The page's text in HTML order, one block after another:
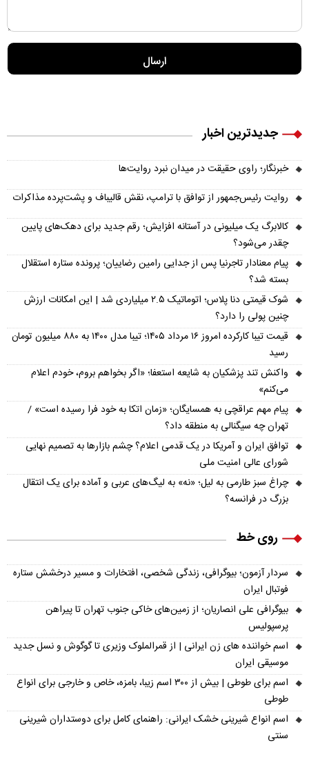
جدیدترین اخبار
خبرنگار؛ راوی حقیقت در میدان نبرد روایت‌ها
روایت رئیس‌جمهور از توافق با ترامپ، نقش قالیباف و پشت‌پرده مذاکرات
کالابرگ یک میلیونی در آستانه افزایش؛ رقم جدید برای دهک‌های پایین
چقدر می‌شود؟
پیام معنادار تاجرنیا پس از جدایی رامین رضاییان؛ پرونده ستاره استقلال
بسته شد؟
شوک قیمتی دنا پلاس؛ اتوماتیک ۲.۵ میلیاردی شد | این امکانات ارزش
چنین پولی را دارد؟
قیمت تیبا کارکرده امروز ۱۶ مرداد ۱۴۰۵؛ تیبا مدل ۱۴۰۰ به ۸۸۰ میلیون تومان
رسید
واکنش تند پزشکیان به شایعه استعفا؛ «اگر بخواهم بروم، خودم اعلام
می‌کنم»
پیام مهم عراقچی به همسایگان؛ «زمان اتکا به خود فرا رسیده است» /
تهران چه سیگنالی به منطقه داد؟
توافق ایران و آمریکا در یک قدمی اعلام؟ چشم بازارها به تصمیم نهایی
شورای عالی امنیت ملی
چراغ سبز طارمی به لیل؛ «نه» به لیگ‌های عربی و آماده برای یک انتقال
بزرگ در فرانسه؟
روی خط
سردار آزمون؛ بیوگرافی، زندگی شخصی، افتخارات و مسیر درخشش ستاره
فوتبال ایران
بیوگرافی علی انصاریان؛ از زمین‌های خاکی جنوب تهران تا پیراهن
پرسپولیس
اسم خواننده های زن ایرانی | از قمرالملوک وزیری تا گوگوش و نسل جدید
موسیقی ایران
اسم برای طوطی | بیش از ۳۰۰ اسم زیبا، بامزه، خاص و خارجی برای انواع
طوطی
اسم انواع شیرینی خشک ایرانی: راهنمای کامل برای دوستداران شیرینی
سنتی